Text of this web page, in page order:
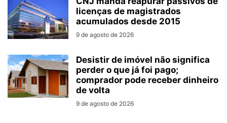
licenças de magistrados
acumulados desde 2015
9 de agosto de 2026
Desistir de imóvel não significa
perder o que já foi pago;
comprador pode receber dinheiro
de volta
9 de agosto de 2026